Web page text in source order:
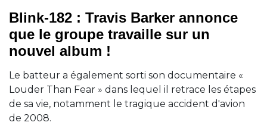
Blink-182 : Travis Barker annonce
que le groupe travaille sur un
nouvel album !
Le batteur a également sorti son documentaire «
Louder Than Fear » dans lequel il retrace les étapes
de sa vie, notamment le tragique accident d'avion
de 2008.